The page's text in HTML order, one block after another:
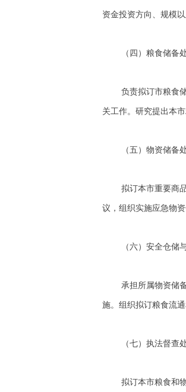
资金投资方向、规模
（四）粮食储备
负责拟订市粮食
关工作。研究提出本
（五）物资储备
拟订本市重要商
议，组织实施应急物
（六）安全仓储
承担所属物资储
施。组织拟订粮食流
（七）执法督查
拟订本市粮食和